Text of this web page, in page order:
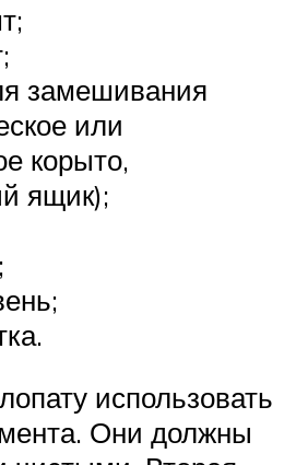
замешивания
или
корыто,
ящик);
использовать
Они должны